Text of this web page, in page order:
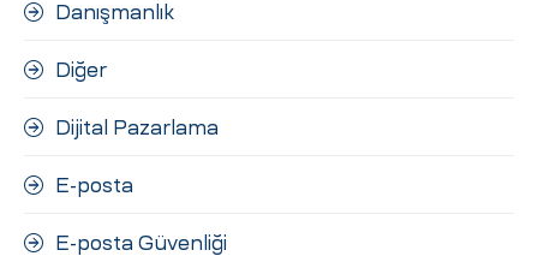
Danışmanlık
Diğer
Dijital Pazarlama
E-posta
E-posta Güvenliği